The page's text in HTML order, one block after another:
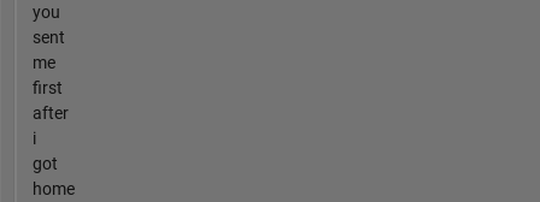
you
sent
me
first
after
i
got
home